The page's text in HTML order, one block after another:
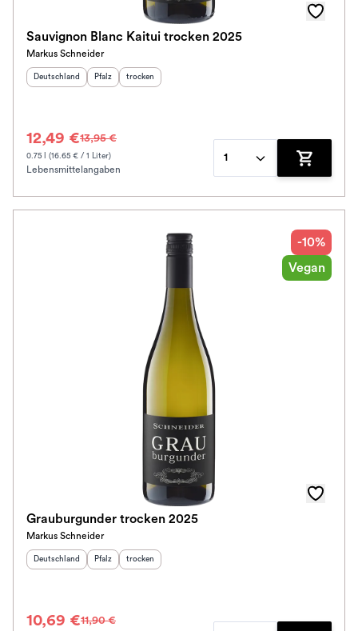
Sauvignon Blanc Kaitui trocken 2025
Markus Schneider
Herkunftsland
Deutschland Herkunftsregion
Pfalz Geschmack
trocken
12,49 €13,95 €
0.75 l (16.65 € / 1 Liter)
Lebensmittelangaben
1
Zum
-10%
Vegan
Grauburgunder trocken 2025
Markus Schneider
Herkunftsland
Deutschland Herkunftsregion
Pfalz Geschmack
trocken
10,69 €11,90 €